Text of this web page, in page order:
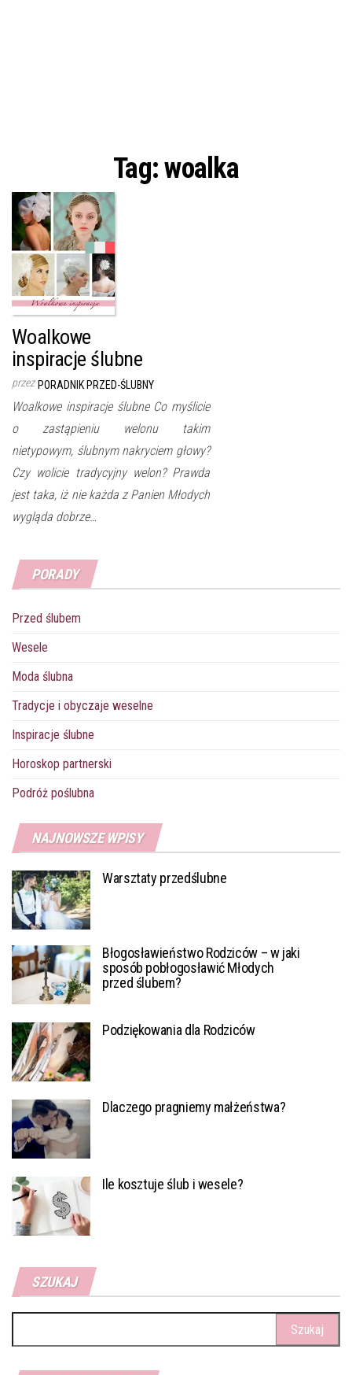
Tag:woalka
Woalkowe
inspiracje ślubne
przez PORADNIK PRZED-ŚLUBNY
Woalkowe inspiracje ślubne Co myślicie
o zastąpieniu welonu takim
nietypowym, ślubnym nakryciem głowy?
Czy wolicie tradycyjny welon? Prawda
jest taka, iż nie każda z Panien Młodych
wygląda dobrze…
PORADY
Przed ślubem
Wesele
Moda ślubna
Tradycje i obyczaje weselne
Inspiracje ślubne
Horoskop partnerski
Podróż poślubna
NAJNOWSZE WPISY
Warsztaty przedślubne
Błogosławieństwo Rodziców – w jaki
sposób pobłogosławić Młodych
przed ślubem?
Podziękowania dla Rodziców
Dlaczego pragniemy małżeństwa?
Ile kosztuje ślub i wesele?
SZUKAJ